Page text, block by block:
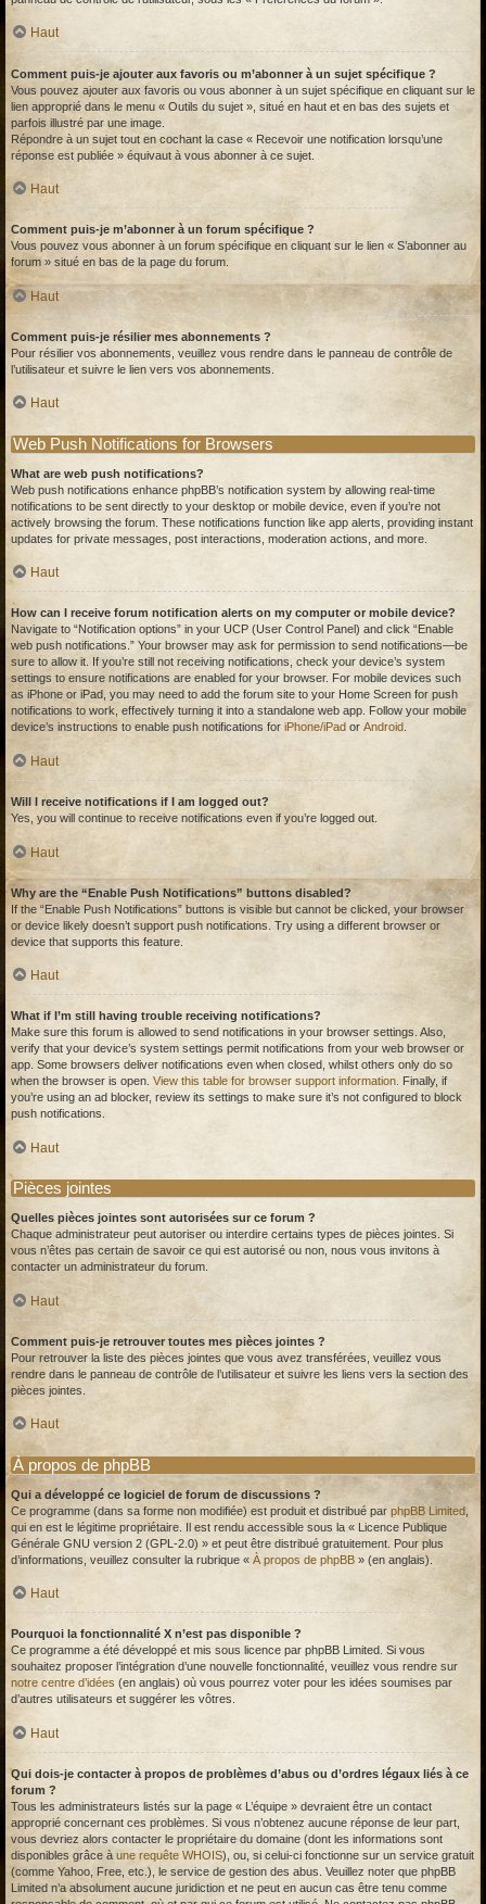
Haut
Comment puis-je ajouter aux favoris ou m’abonner à un sujet spécifique ?
Vous pouvez ajouter aux favoris ou vous abonner à un sujet spécifique en cliquant sur le
lien approprié dans le menu « Outils du sujet », situé en haut et en bas des sujets et
parfois illustré par une image.
Répondre à un sujet tout en cochant la case « Recevoir une notification lorsqu’une
réponse est publiée » équivaut à vous abonner à ce sujet.
Haut
Comment puis-je m’abonner à un forum spécifique ?
Vous pouvez vous abonner à un forum spécifique en cliquant sur le lien « S’abonner au
forum » situé en bas de la page du forum.
Haut
Comment puis-je résilier mes abonnements ?
Pour résilier vos abonnements, veuillez vous rendre dans le panneau de contrôle de
l’utilisateur et suivre le lien vers vos abonnements.
Haut
Web Push Notifications for Browsers
What are web push notifications?
Web push notifications enhance phpBB’s notification system by allowing real-time
notifications to be sent directly to your desktop or mobile device, even if you’re not
actively browsing the forum. These notifications function like app alerts, providing instant
updates for private messages, post interactions, moderation actions, and more.
Haut
How can I receive forum notification alerts on my computer or mobile device?
Navigate to “Notification options” in your UCP (User Control Panel) and click “Enable
web push notifications.” Your browser may ask for permission to send notifications—be
sure to allow it. If you’re still not receiving notifications, check your device’s system
settings to ensure notifications are enabled for your browser. For mobile devices such
as iPhone or iPad, you may need to add the forum site to your Home Screen for push
notifications to work, effectively turning it into a standalone web app. Follow your mobile
device’s instructions to enable push notifications for iPhone/iPad or Android
Haut
Will I receive notifications if I am logged out?
Yes, you will continue to receive notifications even if you’re logged out.
Haut
Why are the “Enable Push Notifications” buttons disabled?
If the “Enable Push Notifications” buttons is visible but cannot be clicked, your browser
or device likely doesn’t support push notifications. Try using a different browser or
device that supports this feature.
Haut
What if I’m still having trouble receiving notifications?
Make sure this forum is allowed to send notifications in your browser settings. Also,
verify that your device’s system settings permit notifications from your web browser or
app. Some browsers deliver notifications even when closed, whilst others only do so
when the browser is open. View this table for browser support information.
Finally, if
you’re using an ad blocker, review its settings to make sure it’s not configured to block
push notifications.
Haut
Pièces jointes
Quelles pièces jointes sont autorisées sur ce forum ?
Chaque administrateur peut autoriser ou interdire certains types de pièces jointes. Si
vous n’êtes pas certain de savoir ce qui est autorisé ou non, nous vous invitons à
contacter un administrateur du forum.
Haut
Comment puis-je retrouver toutes mes pièces jointes ?
Pour retrouver la liste des pièces jointes que vous avez transférées, veuillez vous
rendre dans le panneau de contrôle de l’utilisateur et suivre les liens vers la section des
pièces jointes.
Haut
À propos de phpBB
Qui a développé ce logiciel de forum de discussions ?
Ce programme (dans sa forme non modifiée) est produit et distribué par phpBB Limited
qui en est le légitime propriétaire. Il est rendu accessible sous la « Licence Publique
Générale GNU version 2 (GPL-2.0) » et peut être distribué gratuitement. Pour plus
d’informations, veuillez consulter la rubrique « À propos de phpBB » (en anglais).
Haut
Pourquoi la fonctionnalité X n’est pas disponible ?
Ce programme a été développé et mis sous licence par phpBB Limited. Si vous
souhaitez proposer l’intégration d’une nouvelle fonctionnalité, veuillez vous rendre sur
notre centre d’idées (en anglais) où vous pourrez voter pour les idées soumises par
d’autres utilisateurs et suggérer les vôtres.
Haut
Qui dois-je contacter à propos de problèmes d’abus ou d’ordres légaux liés à ce
forum ?
Tous les administrateurs listés sur la page « L’équipe » devraient être un contact
approprié concernant ces problèmes. Si vous n’obtenez aucune réponse de leur part,
vous devriez alors contacter le propriétaire du domaine (dont les informations sont
disponibles grâce à une requête WHOIS), ou, si celui-ci fonctionne sur un service gratuit
(comme Yahoo, Free, etc.), le service de gestion des abus. Veuillez noter que phpBB
Limited n’a absolument aucune juridiction et ne peut en aucun cas être tenu comme